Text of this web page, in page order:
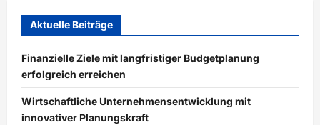
Aktuelle Beiträge
Finanzielle Ziele mit langfristiger Budgetplanung
erfolgreich erreichen
Wirtschaftliche Unternehmensentwicklung mit
innovativer Planungskraft